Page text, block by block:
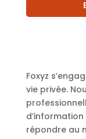
Foxyz
vie privée.
répondre au